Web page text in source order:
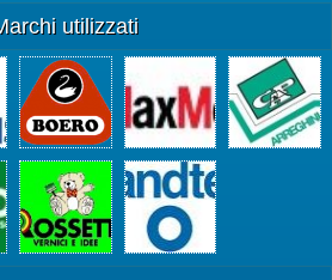
utilizzati